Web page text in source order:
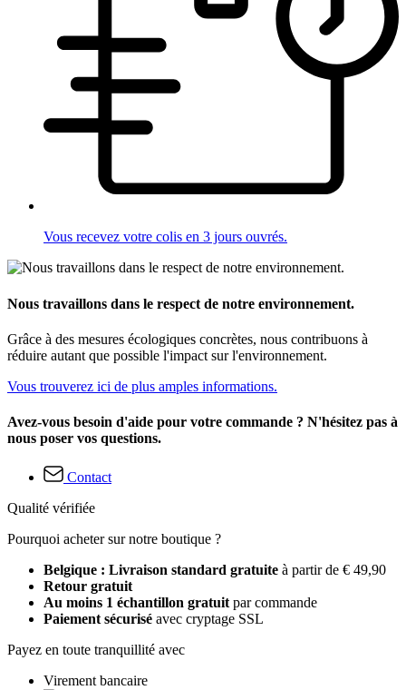
Vous recevez votre colis en 3 jours ouvrés.
Nous travaillons dans le respect de notre environnement.
Grâce à des mesures écologiques concrètes, nous contribuons à
réduire autant que possible l'impact sur l'environnement.
Vous trouverez ici de plus amples informations.
Avez-vous besoin d'aide pour votre commande ? N'hésitez pas à
nous poser vos questions.
Contact
Qualité vérifiée
Pourquoi acheter sur notre boutique ?
Belgique : Livraison standard gratuite à partir de € 49,90
Retour gratuit
Au moins 1 échantillon gratuit par commande
Paiement sécurisé avec cryptage SSL
Payez en toute tranquillité avec
Virement bancaire